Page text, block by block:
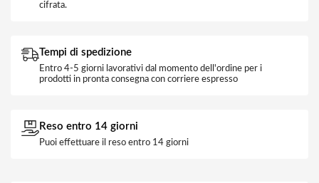
cifrata.
Tempi di spedizione
Entro 4-5 giorni lavorativi dal momento dell'ordine per i
prodotti in pronta consegna con corriere espresso
Reso entro 14 giorni
Puoi effettuare il reso entro 14 giorni